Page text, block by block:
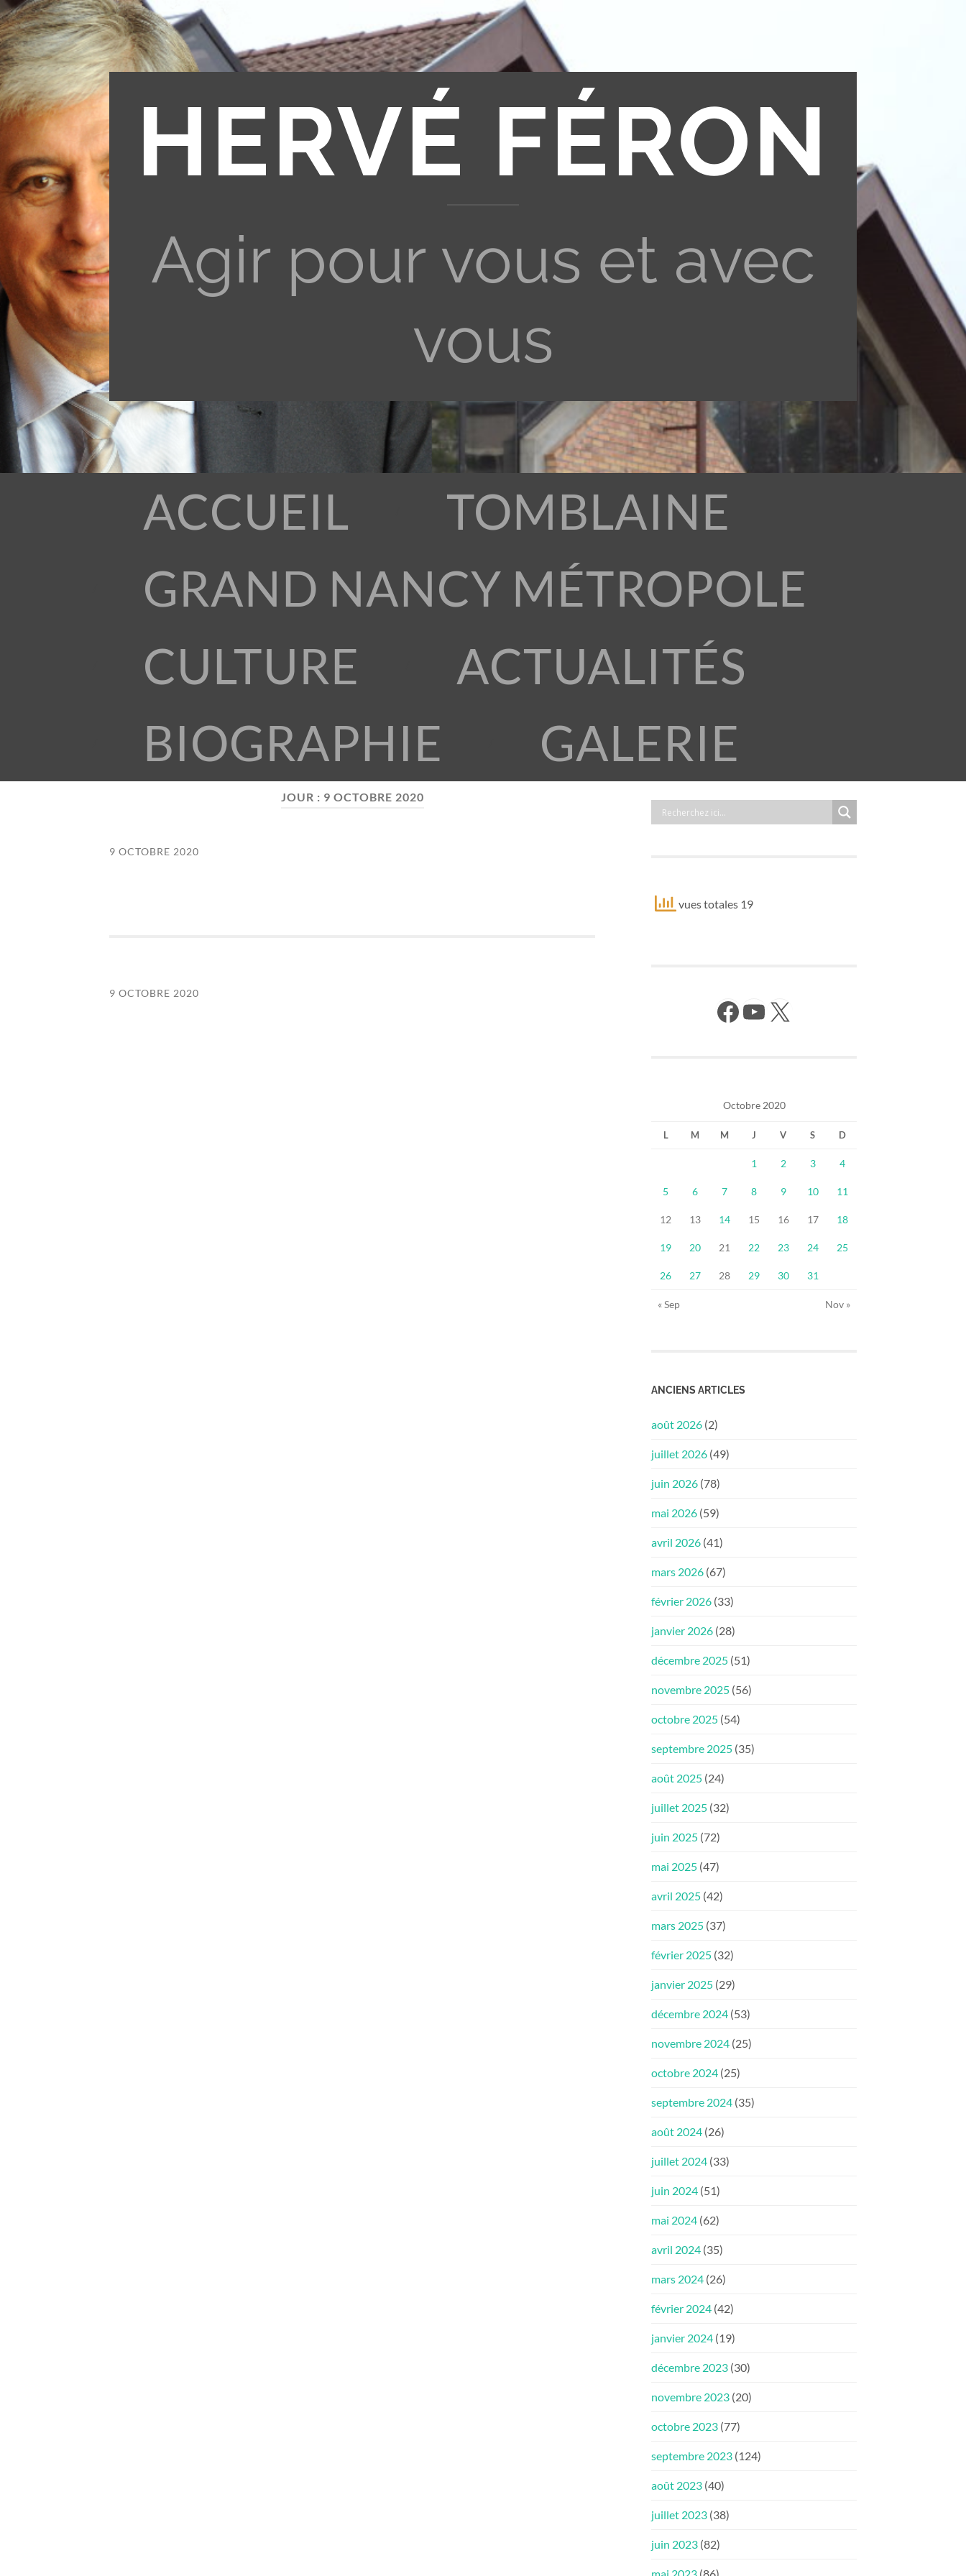
HERVÉ FÉRON
Agir pour vous et avec
vous
ACCUEIL
TOMBLAINE
GRAND NANCY MÉTROPOLE
CULTURE
ACTUALITÉS
BIOGRAPHIE
GALERIE
JOUR : 9 OCTOBRE 2020
9 OCTOBRE 2020
9 OCTOBRE 2020
vues totales 19
Facebook YouTube X
Octobre 2020
L M M J V S D
1 2 3 4
5 6 7 8 9 10 11
12 13 14 15 16 17 18
19 20 21 22 23 24 25
26 27 28 29 30 31
« Sep Nov »
ANCIENS ARTICLES
août 2026 (2)
juillet 2026 (49)
juin 2026 (78)
mai 2026 (59)
avril 2026 (41)
mars 2026 (67)
février 2026 (33)
janvier 2026 (28)
décembre 2025 (51)
novembre 2025 (56)
octobre 2025 (54)
septembre 2025 (35)
août 2025 (24)
juillet 2025 (32)
juin 2025 (72)
mai 2025 (47)
avril 2025 (42)
mars 2025 (37)
février 2025 (32)
janvier 2025 (29)
décembre 2024 (53)
novembre 2024 (25)
octobre 2024 (25)
septembre 2024 (35)
août 2024 (26)
juillet 2024 (33)
juin 2024 (51)
mai 2024 (62)
avril 2024 (35)
mars 2024 (26)
février 2024 (42)
janvier 2024 (19)
décembre 2023 (30)
novembre 2023 (20)
octobre 2023 (77)
septembre 2023 (124)
août 2023 (40)
juillet 2023 (38)
juin 2023 (82)
mai 2023 (86)